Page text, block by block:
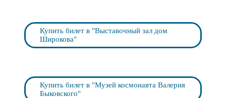
Купить билет в "Выставочный зал дом
Широкова"
Купить билет в "Музей космонавта Валерия
Быковского"